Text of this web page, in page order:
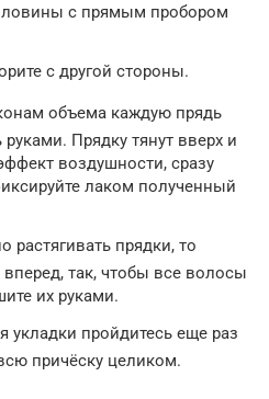
с прямым пробором
с другой стороны.
объема каждую прядь
руками. Прядку тянут вверх и
воздушности, сразу
лаком полученный
растягивать прядки, то
вперед, так, чтобы все волосы
их руками.
укладки пройдитесь еще раз
причёску целиком.